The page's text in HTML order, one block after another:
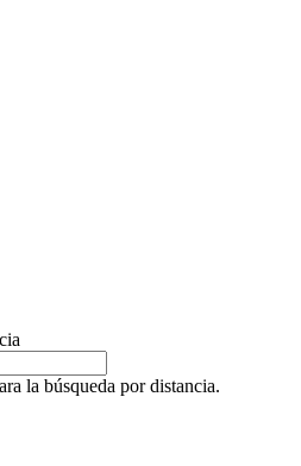
la búsqueda por distancia.